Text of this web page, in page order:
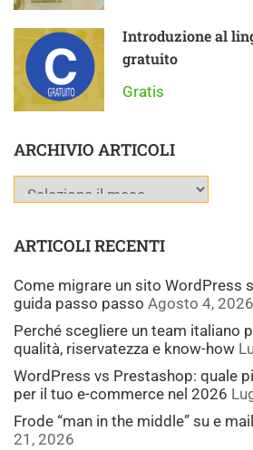
Introduzione al
gratuito
Gratis
ARCHIVIO ARTICOLI
ARTICOLI RECENTI
Come migrare un sito WordPress
guida passo passo Agosto 4, 2026
Perché scegliere un team italiano
qualità, riservatezza e know-how
WordPress vs Prestashop: quale
per il tuo e-commerce nel 2026
Frode “man in the middle” su e
21, 2026